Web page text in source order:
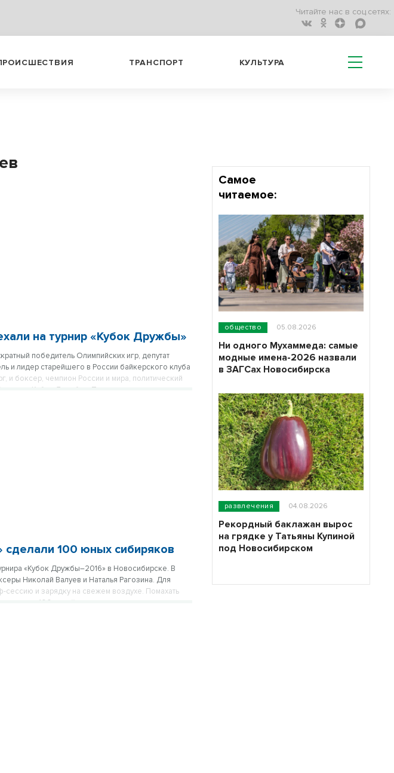
Читайте нас в соц.сетях:
ТРАНСПОРТ КУЛЬТУРА
на турнир «Кубок Дружбы»
победитель Олимпийских игр, депутат
и лидер старейшего в России байкерского клуба
и боксер, чемпион России и мира, политический
«Кубок Дружбы». Турнир проходит в
сделали 100 юных сибиряков
«Кубок Дружбы–2016» в Новосибирске. В
Николай Валуев и Наталья Рагозина. Для
и зарядку на свежем воздухе. Помахать
около 100 детей.
Самое
читаемое:
общество 05.08.2026
Ни одного Мухаммеда: самые
модные имена-2026 назвали
в ЗАГСах Новосибирска
развлечения 04.08.2026
Рекордный баклажан вырос
на грядке у Татьяны Купиной
под Новосибирском